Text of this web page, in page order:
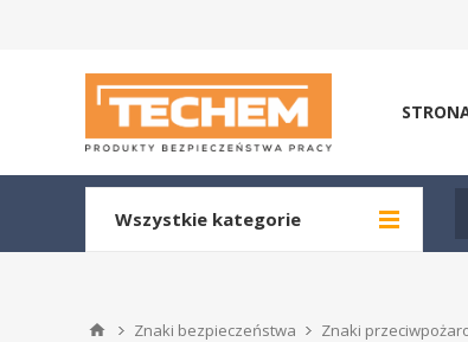
Wszystkie kategorie
Znaki bezpieczeństwa Znaki